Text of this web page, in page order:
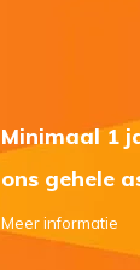
Minimaal 1
ons gehele
Meer informatie